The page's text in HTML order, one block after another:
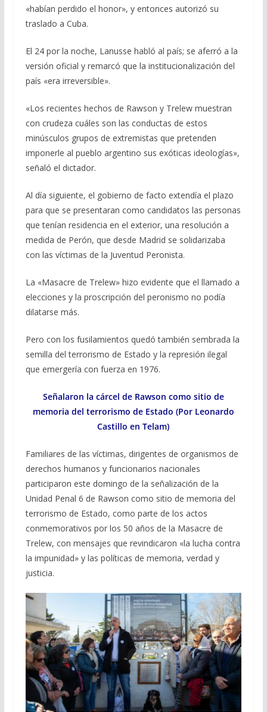
«habían perdido el honor», y entonces autorizó su
traslado a Cuba.
El 24 por la noche, Lanusse habló al país; se aferró a la
versión oficial y remarcó que la institucionalización del
país «era irreversible».
«Los recientes hechos de Rawson y Trelew muestran
con crudeza cuáles son las conductas de estos
minúsculos grupos de extremistas que pretenden
imponerle al pueblo argentino sus exóticas ideologías»,
señaló el dictador.
Al día siguiente, el gobierno de facto extendía el plazo
para que se presentaran como candidatos las personas
que tenían residencia en el exterior, una resolución a
medida de Perón, que desde Madrid se solidarizaba
con las víctimas de la Juventud Peronista.
La «Masacre de Trelew» hizo evidente que el llamado a
elecciones y la proscripción del peronismo no podía
dilatarse más.
Pero con los fusilamientos quedó también sembrada la
semilla del terrorismo de Estado y la represión ilegal
que emergería con fuerza en 1976.
Señalaron la cárcel de Rawson como sitio de
memoria del terrorismo de Estado (Por Leonardo
Castillo en Telam)
Familiares de las víctimas, dirigentes de organismos de
derechos humanos y funcionarios nacionales
participaron este domingo de la señalización de la
Unidad Penal 6 de Rawson como sitio de memoria del
terrorismo de Estado, como parte de los actos
conmemorativos por los 50 años de la Masacre de
Trelew, con mensajes que revindicaron «la lucha contra
la impunidad» y las políticas de memoria, verdad y
justicia.